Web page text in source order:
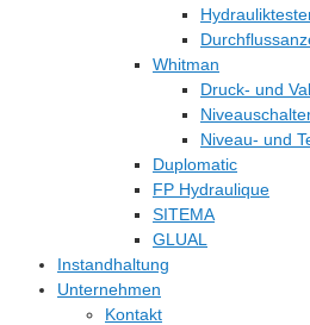
Whitman
Druck- und
Niveau- und
Duplomatic
FP Hydraulique
SITEMA
GLUAL
Instandhaltung
Unternehmen
Kontakt